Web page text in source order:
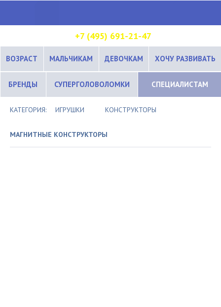
+7 (495) 691-21-47
ВОЗРАСТ МАЛЬЧИКАМ ДЕВОЧКАМ ХОЧУ РАЗВИВАТЬ
БРЕНДЫ СУПЕРГОЛОВОЛОМКИ СПЕЦИАЛИСТАМ
КАТЕГОРИЯ: ИГРУШКИ КОНСТРУКТОРЫ
МАГНИТНЫЕ КОНСТРУКТОРЫ